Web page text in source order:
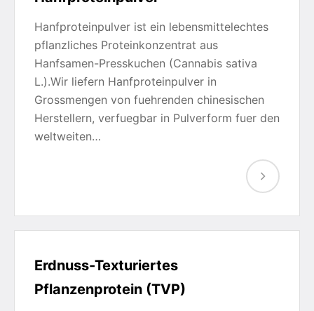
Hanfproteinpulver ist ein lebensmittelechtes
pflanzliches Proteinkonzentrat aus
Hanfsamen-Presskuchen (Cannabis sativa
L.).Wir liefern Hanfproteinpulver in
Grossmengen von fuehrenden chinesischen
Herstellern, verfuegbar in Pulverform fuer den
weltweiten…
Erdnuss-Texturiertes
Pflanzenprotein (TVP)